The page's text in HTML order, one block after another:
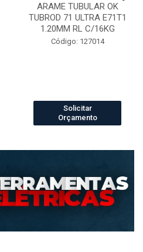
ARAME TUBULAR OK
TUBROD 71 ULTRA E71T1
1.20MM RL C/16KG
Código: 127014
Solicitar
Orçamento